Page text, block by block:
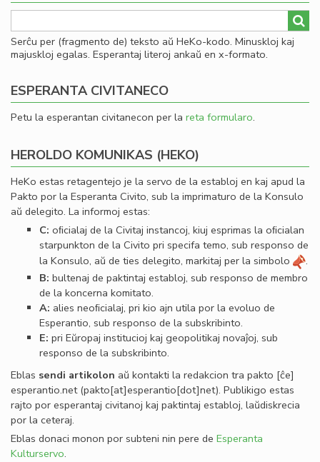
Serĉu per (fragmento de) teksto aŭ HeKo-kodo. Minuskloj kaj
majuskloj egalas. Esperantaj literoj ankaŭ en x-formato.
ESPERANTA CIVITANECO
Petu la esperantan civitanecon per la reta formularo.
HEROLDO KOMUNIKAS (HEKO)
HeKo estas retagentejo je la servo de la establoj en kaj apud la
Pakto por la Esperanta Civito, sub la imprimaturo de la Konsulo
aŭ delegito. La informoj estas:
C: oﬁcialaj de la Civitaj instancoj, kiuj esprimas la oﬁcialan
starpunkton de la Civito pri specifa temo, sub responso de
la Konsulo, aŭ de ties delegito, markitaj per la simbolo
.
B: bultenaj de paktintaj establoj, sub responso de membro
de la koncerna komitato.
A: alies neoﬁcialaj, pri kio ajn utila por la evoluo de
Esperantio, sub responso de la subskribinto.
E: pri Eŭropaj institucioj kaj geopolitikaj novaĵoj, sub
responso de la subskribinto.
Eblas sendi artikolon aŭ kontakti la redakcion tra pakto [ĉe]
esperantio.net(pakto[at]esperantio[dot]net). Publikigo estas
rajto por esperantaj civitanoj kaj paktintaj establoj, laŭdiskrecia
por la ceteraj.
Eblas donaci monon por subteni nin pere de Esperanta
Kulturservo.